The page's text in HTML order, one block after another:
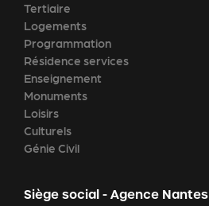
Tertiaire
Logements
Programmation
Résidence services
Enseignement
Monuments
Loisirs
Culturels
Génie Civil
Siège social - Agence Nantes